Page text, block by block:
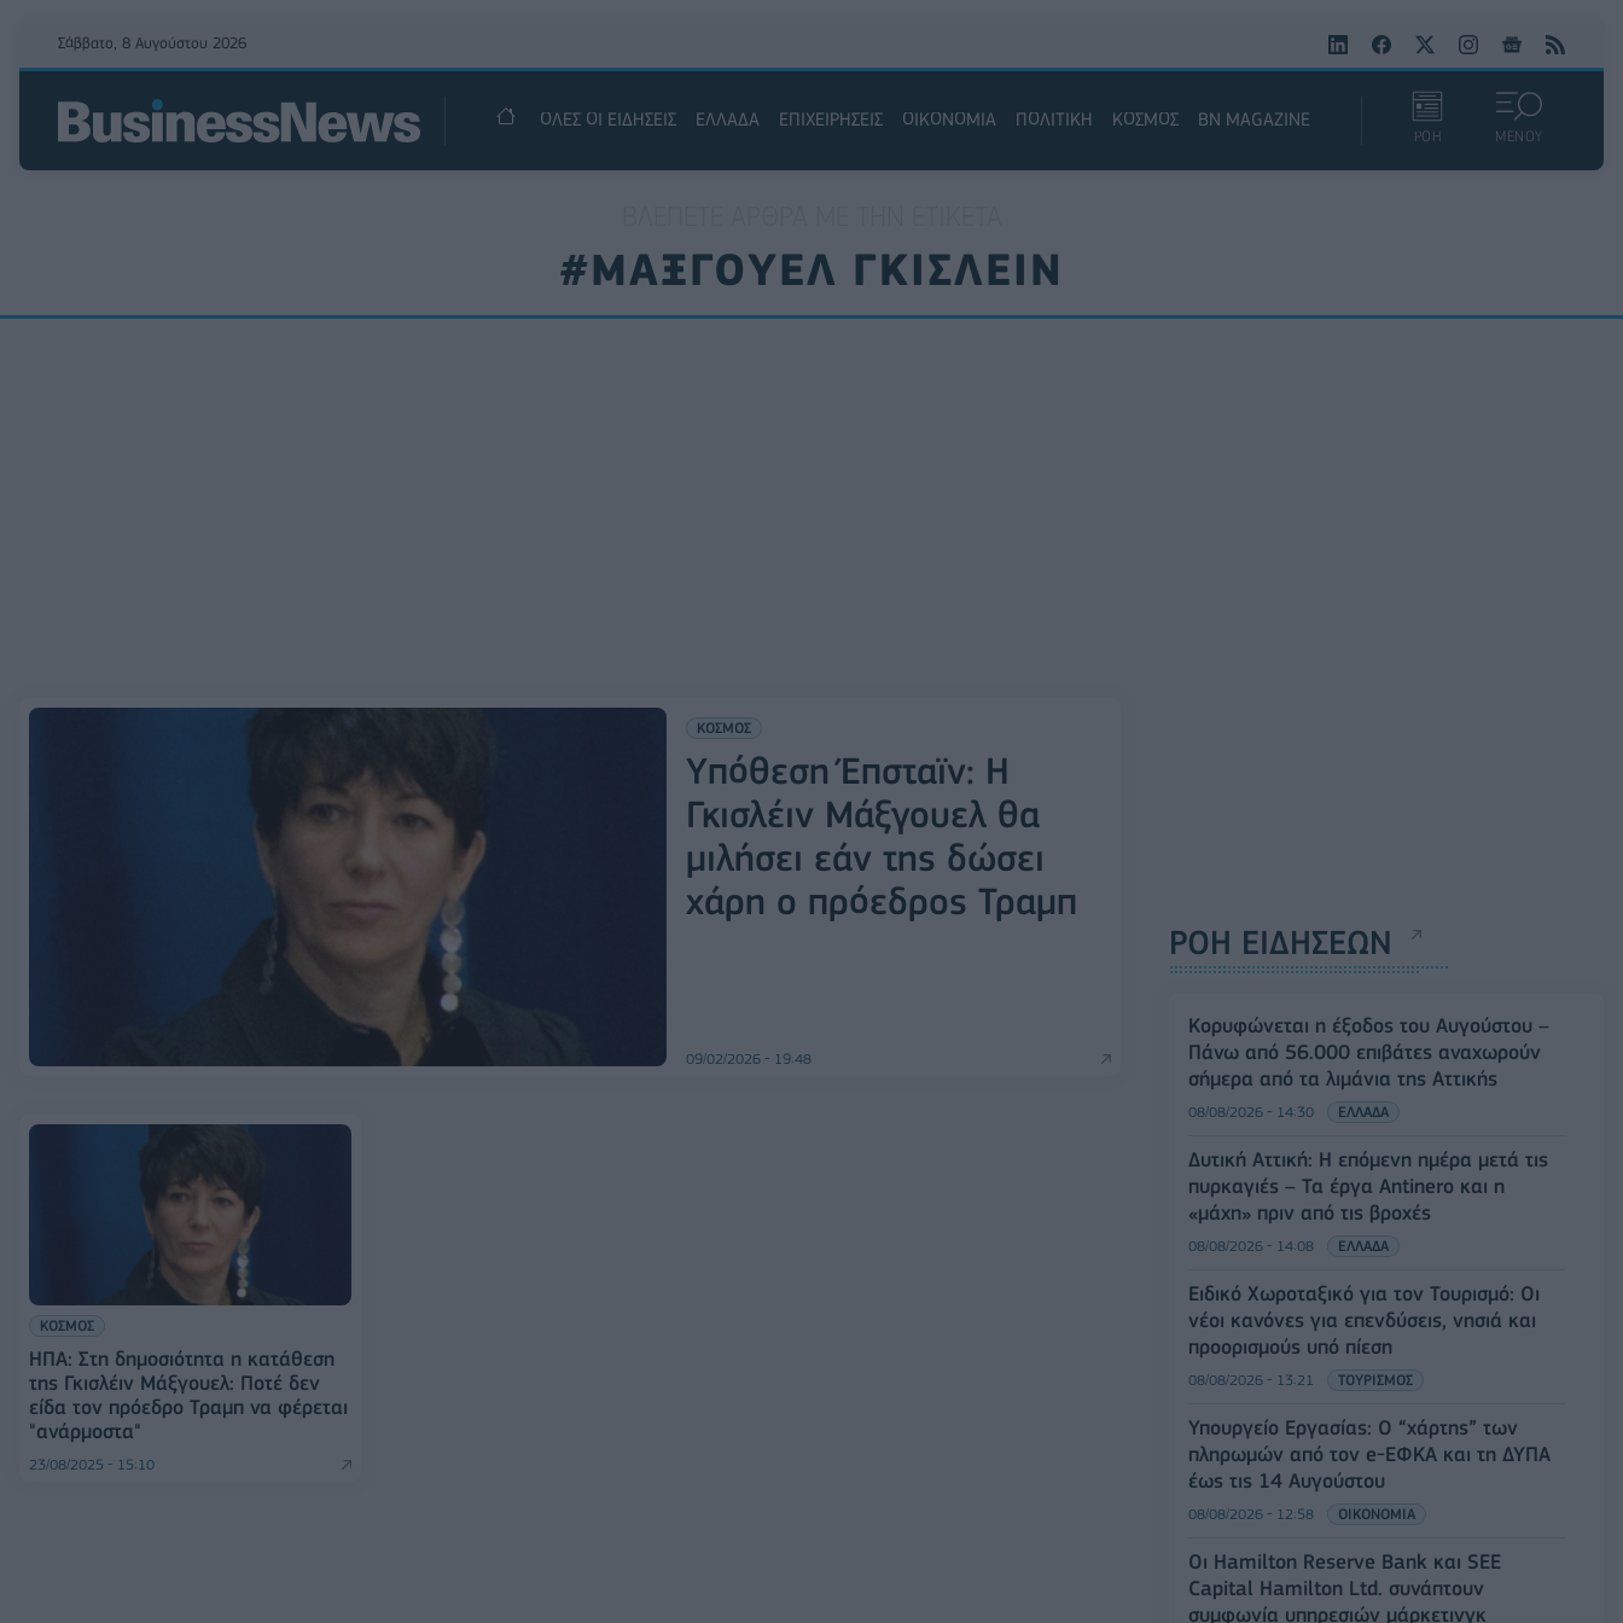
Σάββατο, 8 Αυγούστου 2026
ΟΛΕΣ ΟΙ ΕΙΔΗΣΕΙΣ ΕΛΛΑΔΑ ΕΠΙΧΕΙΡΗΣΕΙΣ ΟΙΚΟΝΟΜΙΑ ΠΟΛΙΤΙΚΗ ΚΟΣΜΟΣ BN MAGAZINE
ΡΟΗ ΜΕΝΟΥ
#ΜΑΞΓΟΥΕΛ ΓΚΙΣΛΕΙΝ
ΚΟΣΜΟΣ
Yπόθεση Έπσταϊν: Η
Γκισλέιν Μάξγουελ θα
μιλήσει εάν της δώσει
χάρη ο πρόεδρος Τραμπ
09/02/2026 - 19:48
ΚΟΣΜΟΣ
ΗΠΑ: Στη δημοσιότητα η κατάθεση
της Γκισλέιν Μάξγουελ: Ποτέ δεν
είδα τον πρόεδρο Τραμπ να φέρεται
"ανάρμοστα"
23/08/2025 - 15:10
ΡΟΗ ΕΙΔΗΣΕΩΝ
Κορυφώνεται η έξοδος του Αυγούστου –
Πάνω από 56.000 επιβάτες αναχωρούν
σήμερα από τα λιμάνια της Αττικής
08/08/2026 - 14:30 ΕΛΛΑΔΑ
Δυτική Αττική: Η επόμενη ημέρα μετά τις
πυρκαγιές – Τα έργα Antinero και η
«μάχη» πριν από τις βροχές
08/08/2026 - 14:08 ΕΛΛΑΔΑ
Ειδικό Χωροταξικό για τον Τουρισμό: Οι
νέοι κανόνες για επενδύσεις, νησιά και
προορισμούς υπό πίεση
08/08/2026 - 13:21 ΤΟΥΡΙΣΜΟΣ
Υπουργείο Εργασίας: Ο “χάρτης” των
πληρωμών από τον e-ΕΦΚΑ και τη ΔΥΠΑ
έως τις 14 Αυγούστου
08/08/2026 - 12:58 ΟΙΚΟΝΟΜΙΑ
Οι Hamilton Reserve Bank και SEE
Capital Hamilton Ltd. συνάπτουν
συμφωνία υπηρεσιών μάρκετινγκ